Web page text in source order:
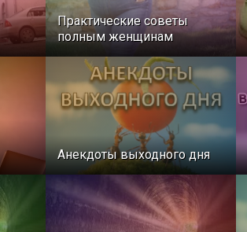
Практические советы
полным женщинам
Анекдоты выходного дня